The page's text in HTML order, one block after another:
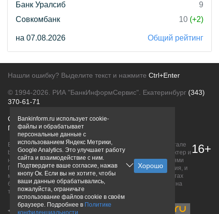
Банк Уралсиб
9
Совкомбанк
10 (+2)
на 07.08.2026 Общий рейтинг
Нашли ошибку? Выделите текст и нажмите Ctrl+Enter
© 1994-2026. РИА "БанкИнформСервис". Екатеринбург (343)
370-61-71
О проектеПолитика конфиденциальности
Правовая информацияДля рекламодателей
Вся информация о продуктах банков, размещенная на портале
bankinform.ru, носит исключительно ознакомительный характер и
не является публичной офертой, определяемой положениями
ГК РФ. Информация не содержит точного и полного описания, и
может быть изменена. Конечные условия уточняйте на сайтах
банков или при личном обращении. Исключительное право на
товарные знаки принадлежит их правообладателям.
16+
Bankinform.ru использует cookie-
файлы и обрабатывает
персональные данные с
использованием Яндекс Метрики,
Google Analytics. Это улучшает работу
сайта и взаимодействие с ним.
Подтвердите ваше согласие, нажав
кнопу Ок. Если вы не хотите, чтобы
ваши данные обрабатывались,
пожалуйста, ограничьте
использование файлов cookie в своём
браузере. Подробнее в Политике
конфиденциальности